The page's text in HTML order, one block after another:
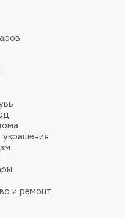
украшения
и ремонт